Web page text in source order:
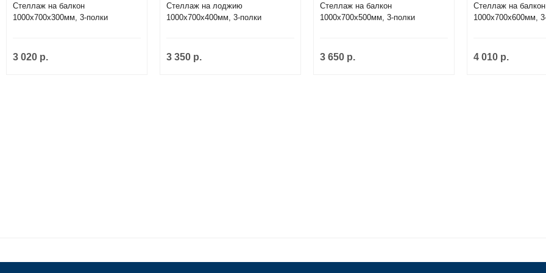
Стеллаж на балкон
1000х700х300мм, 3-полки
3 020 р.
Стеллаж на лоджию
1000х700х400мм, 3-полки
3 350 р.
Стеллаж на балкон
1000х700х500мм, 3-полки
3 650 р.
Стеллаж на балкон
1000х700х600мм,
4 010 р.